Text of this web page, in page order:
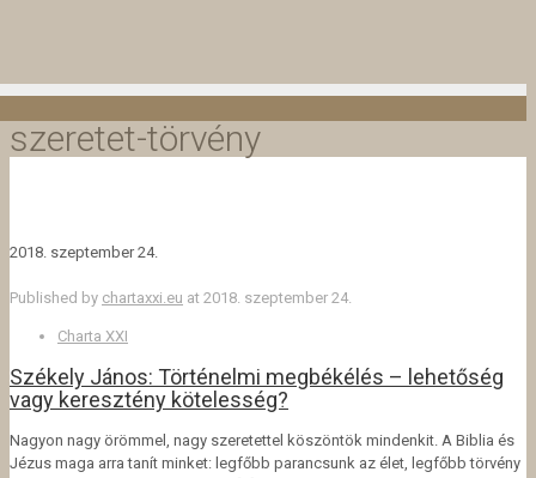
szeretet-törvény
2018. szeptember 24.
Published by chartaxxi.eu at 2018. szeptember 24.
Charta XXI
Székely János: Történelmi megbékélés – lehetőség
vagy keresztény kötelesség?
Nagyon nagy örömmel, nagy szeretettel köszöntök mindenkit. A Biblia és
Jézus maga arra tanít minket: legfőbb parancsunk az élet, legfőbb törvény